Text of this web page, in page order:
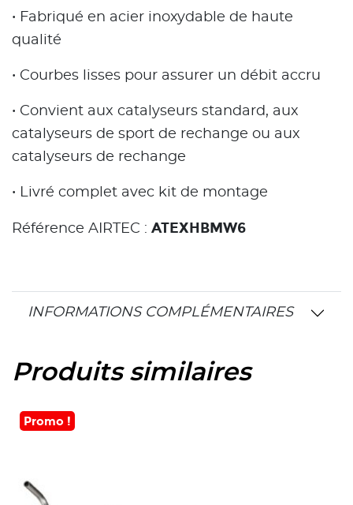
• Fabriqué en acier inoxydable de haute
qualité
• Courbes lisses pour assurer un débit accru
• Convient aux catalyseurs standard, aux
catalyseurs de sport de rechange ou aux
catalyseurs de rechange
• Livré complet avec kit de montage
Référence AIRTEC : ATEXHBMW6
INFORMATIONS COMPLÉMENTAIRES
Produits similaires
Promo !